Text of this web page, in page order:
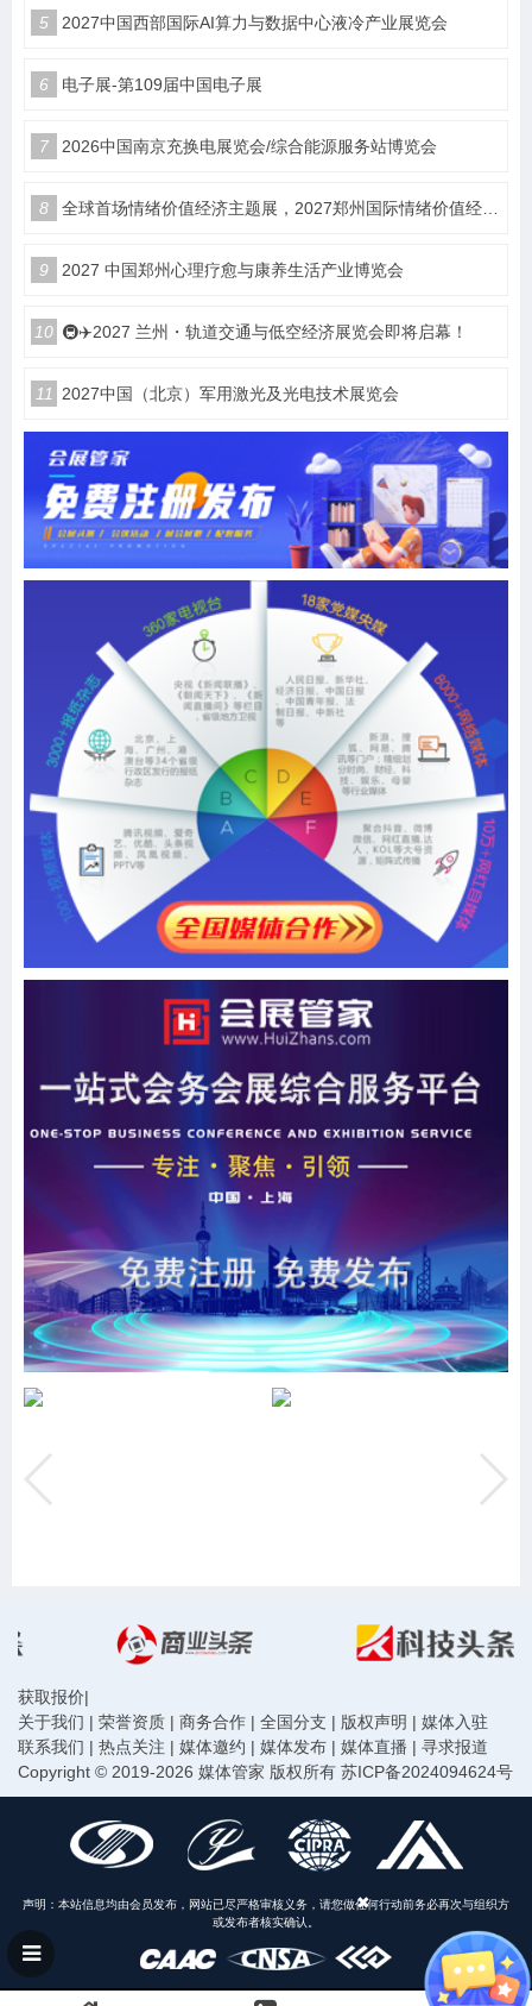
5 2027中国西部国际AI算力与数据中心液冷产业展览会
6 电子展-第109届中国电子展
7 2026中国南京充换电展览会/综合能源服务站博览会
8 全球首场情绪价值经济主题展，2027郑州国际情绪价值经济博览会
9 2027 中国郑州心理疗愈与康养生活产业博览会
10 🚇✈️2027 兰州・轨道交通与低空经济展览会即将启幕！
11 2027中国（北京）军用激光及光电技术展览会
获取报价|
关于我们 | 荣誉资质 | 商务合作 | 全国分支 | 版权声明 | 媒体入驻
联系我们 | 热点关注 | 媒体邀约 | 媒体发布 | 媒体直播 | 寻求报道
Copyright © 2019-2026 媒体管家 版权所有 苏ICP备2024094624号
声明：本站信息均由会员发布，网站已尽严格审核义务，请您做任何行动前务必再次与组织方
或发布者核实确认。